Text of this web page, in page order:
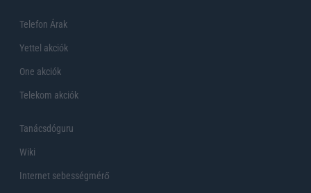
Telefon Árak
Yettel akciók
One akciók
Telekom akciók
Tanácsdóguru
Wiki
Internet sebességmérő